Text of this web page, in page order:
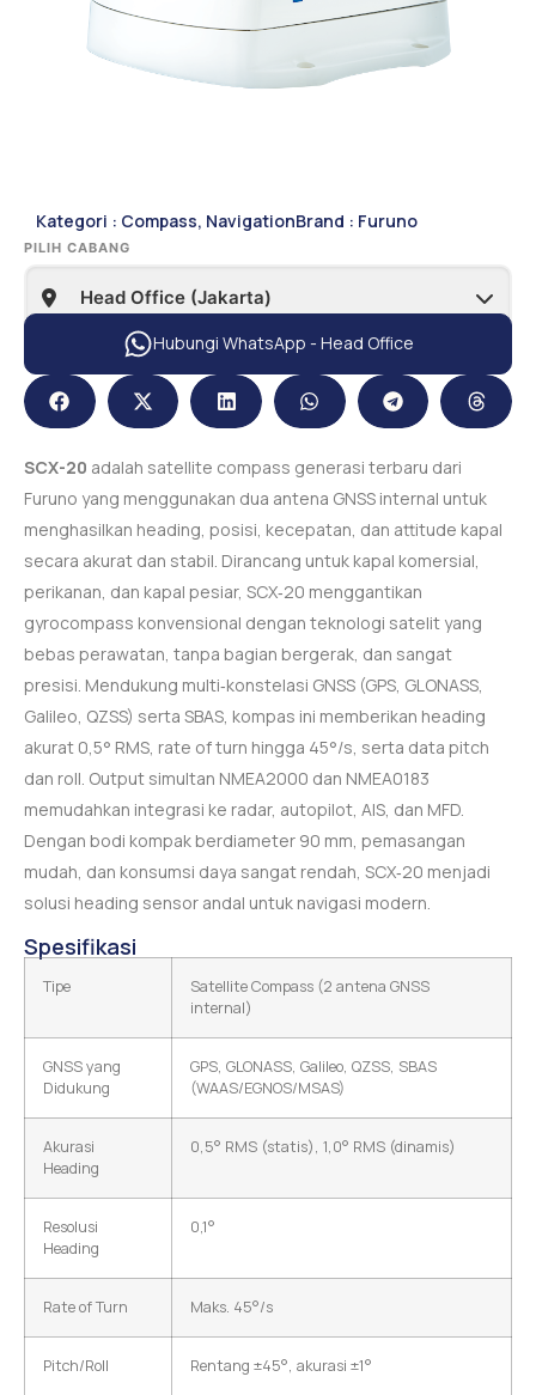
Kategori : Compass, NavigationBrand : Furuno
PILIH CABANG
Hubungi WhatsApp - Head Office
SCX-20 adalah satellite compass generasi terbaru dari
Furuno yang menggunakan dua antena GNSS internal untuk
menghasilkan heading, posisi, kecepatan, dan attitude kapal
secara akurat dan stabil. Dirancang untuk kapal komersial,
perikanan, dan kapal pesiar, SCX‑20 menggantikan
gyrocompass konvensional dengan teknologi satelit yang
bebas perawatan, tanpa bagian bergerak, dan sangat
presisi. Mendukung multi‑konstelasi GNSS (GPS, GLONASS,
Galileo, QZSS) serta SBAS, kompas ini memberikan heading
akurat 0,5° RMS, rate of turn hingga 45°/s, serta data pitch
dan roll. Output simultan NMEA2000 dan NMEA0183
memudahkan integrasi ke radar, autopilot, AIS, dan MFD.
Dengan bodi kompak berdiameter 90 mm, pemasangan
mudah, dan konsumsi daya sangat rendah, SCX‑20 menjadi
solusi heading sensor andal untuk navigasi modern.
Spesifikasi
Tipe
Satellite Compass (2 antena GNSS
internal)
GNSS yang
Didukung
GPS, GLONASS, Galileo, QZSS, SBAS
(WAAS/EGNOS/MSAS)
Akurasi
Heading
0,5° RMS (statis), 1,0° RMS (dinamis)
Resolusi
Heading
0,1°
Rate of Turn Maks. 45°/s
Pitch/Roll Rentang ±45°, akurasi ±1°